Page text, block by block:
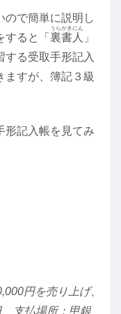
ので簡単に説明し
ると「 裏書人
うらがきにん
」
する受取手形記入
ますが、簿記３級
形記入帳を見てみ
円を売り上げ、
、支払場所：甲銀